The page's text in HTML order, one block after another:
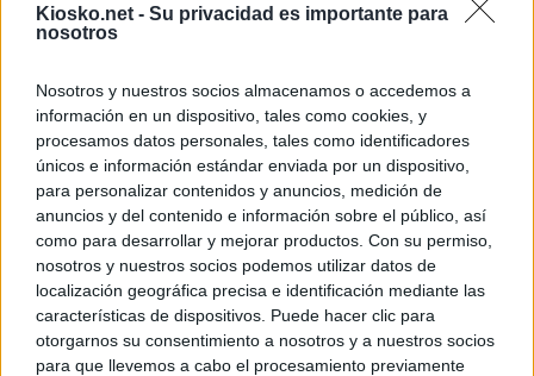
Kiosko.net - Su privacidad es importante para
nosotros
Nosotros y nuestros socios almacenamos o accedemos a
información en un dispositivo, tales como cookies, y
procesamos datos personales, tales como identificadores
únicos e información estándar enviada por un dispositivo,
para personalizar contenidos y anuncios, medición de
anuncios y del contenido e información sobre el público, así
como para desarrollar y mejorar productos. Con su permiso,
nosotros y nuestros socios podemos utilizar datos de
localización geográfica precisa e identificación mediante las
características de dispositivos. Puede hacer clic para
otorgarnos su consentimiento a nosotros y a nuestros socios
para que llevemos a cabo el procesamiento previamente